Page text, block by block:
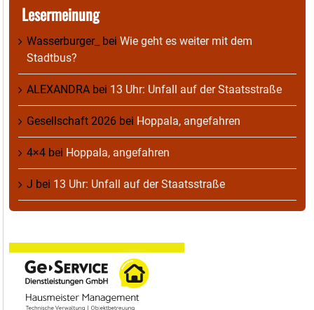
Lesermeinung
Wasserburger_ bei Wie geht es weiter mit dem
Stadtbus?
ALEXANDRA bei 13 Uhr: Unfall auf der Staatsstraße
Gesellschaft 2026 bei Hoppala, angefahren
4×4 bei Hoppala, angefahren
J bei 13 Uhr: Unfall auf der Staatsstraße